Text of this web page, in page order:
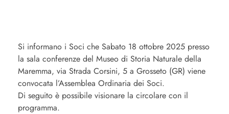
Si informano i Soci che Sabato 18 ottobre 2025 presso
la sala conferenze del Museo di Storia Naturale della
Maremma, via Strada Corsini, 5 a Grosseto (GR) viene
convocata l’Assemblea Ordinaria dei Soci.
Di seguito è possibile visionare la circolare con il
programma.